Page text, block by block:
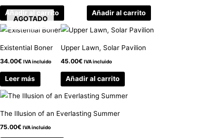
Añadir al carrito Añadir al carrito
AGOTADO
Existential Boner
34.00€ IVA incluido
Leer más
Upper Lawn, Solar Pavilion
45.00€ IVA incluido
Añadir al carrito
The Illusion of an Everlasting Summer
75.00€ IVA incluido